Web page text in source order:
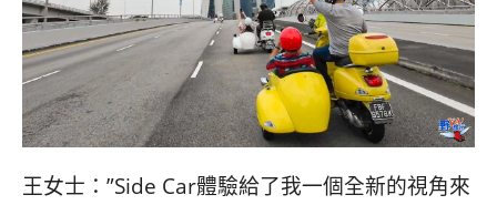
王女士：”Side Car體驗給了我一個全新的視角來